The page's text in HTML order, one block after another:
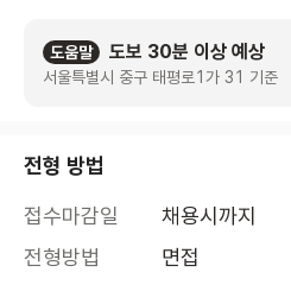
도움말 도보 30분 이상 예상
서울특별시 중구 태평로1가 31 기준
전형 방법
접수마감일
채용시까지
전형방법
면접